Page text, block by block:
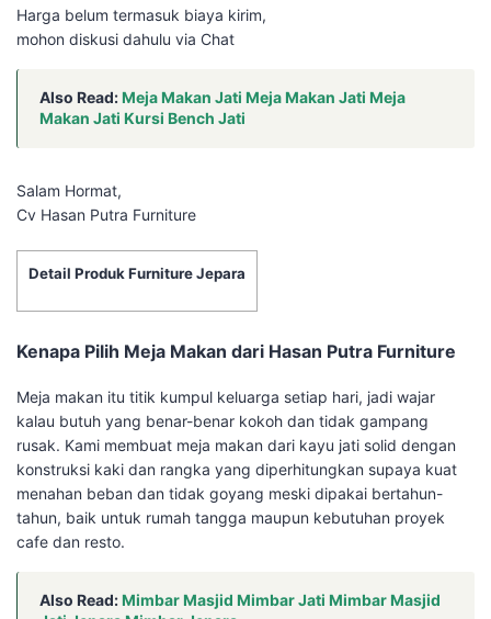
Harga belum termasuk biaya kirim,
mohon diskusi dahulu via Chat
Also Read:Meja Makan Jati Meja Makan Jati Meja
Makan Jati Kursi Bench Jati
Salam Hormat,
Cv Hasan Putra Furniture
Detail Produk Furniture Jepara
Kenapa Pilih Meja Makan dari Hasan Putra Furniture
Meja makan itu titik kumpul keluarga setiap hari, jadi wajar
kalau butuh yang benar-benar kokoh dan tidak gampang
rusak. Kami membuat meja makan dari kayu jati solid dengan
konstruksi kaki dan rangka yang diperhitungkan supaya kuat
menahan beban dan tidak goyang meski dipakai bertahun-
tahun, baik untuk rumah tangga maupun kebutuhan proyek
cafe dan resto.
Also Read:Mimbar Masjid Mimbar Jati Mimbar Masjid